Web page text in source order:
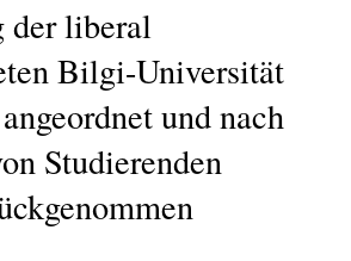
der liberal
Bilgi-Universität
und nach
Studierenden